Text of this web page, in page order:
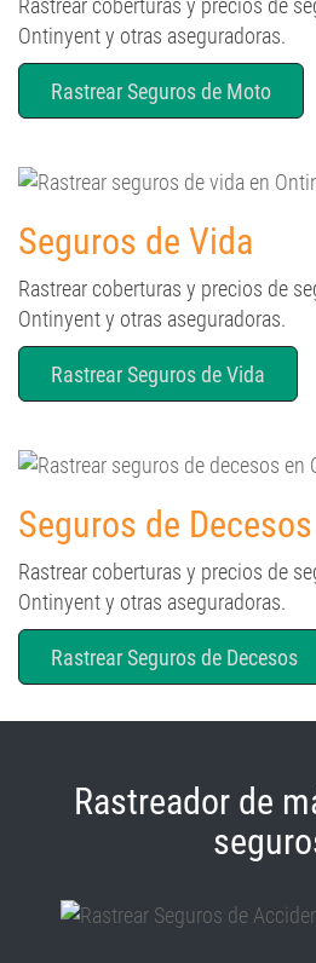
Rastrear coberturas y precios de
Ontinyent y otras aseguradoras.
Rastrear Seguros de Moto
Seguros de Vida
Rastrear coberturas y precios de
Ontinyent y otras aseguradoras.
Rastrear Seguros de Vida
Seguros de Decesos
Rastrear coberturas y precios de
Ontinyent y otras aseguradoras.
Rastrear Seguros de Decesos
Rastreador de